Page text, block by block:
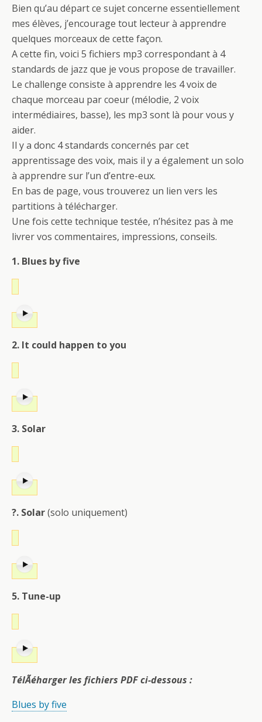
Bien qu’au départ ce sujet concerne essentiellement
mes élèves, j’encourage tout lecteur à apprendre
quelques morceaux de cette façon.
A cette fin, voici 5 fichiers mp3 correspondant à 4
standards de jazz que je vous propose de travailler.
Le challenge consiste à apprendre les 4 voix de
chaque morceau par coeur (mélodie, 2 voix
intermédiaires, basse), les mp3 sont là pour vous y
aider.
Il y a donc 4 standards concernés par cet
apprentissage des voix, mais il y a également un solo
à apprendre sur l’un d’entre-eux.
En bas de page, vous trouverez un lien vers les
partitions à télécharger.
Une fois cette technique testée, n’hésitez pas à me
livrer vos commentaires, impressions, conseils.
1. Blues by five
2. It could happen to you
3. Solar
?. Solar(solo uniquement)
5. Tune-up
TélÃéharger les fichiers PDF ci-dessous :
Blues by five